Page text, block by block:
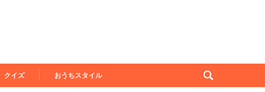
クイズ おうちスタイル